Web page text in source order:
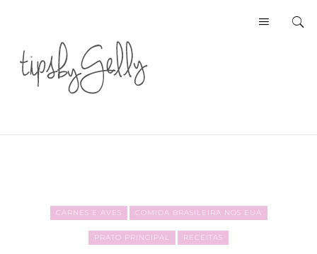
CARNES E AVES COMIDA BRASILEIRA NOS EUA
PRATO PRINCIPAL RECEITAS